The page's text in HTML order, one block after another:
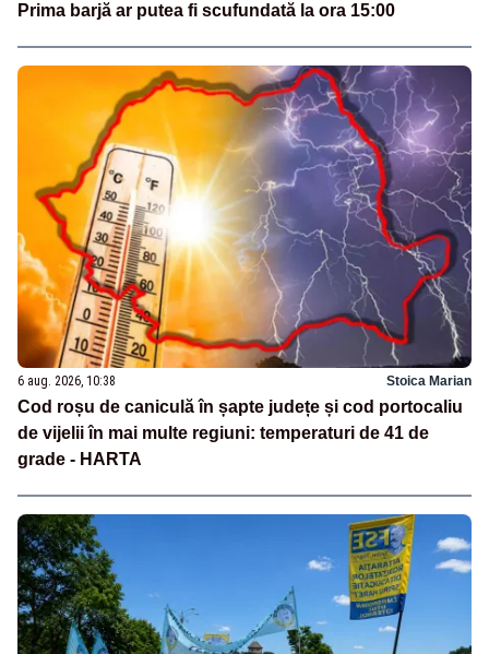
Prima barjă ar putea fi scufundată la ora 15:00
6 aug. 2026, 10:38 Stoica Marian
Cod roșu de caniculă în șapte județe și cod portocaliu
de vijelii în mai multe regiuni: temperaturi de 41 de
grade - HARTA